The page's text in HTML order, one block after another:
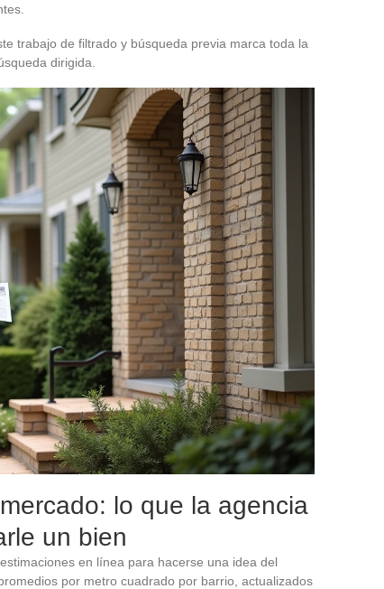
trabajo de filtrado y búsqueda previa marca toda la
dirigida.
lo que la agencia
un bien
en línea para hacerse una idea del
por metro cuadrado por barrio, actualizados